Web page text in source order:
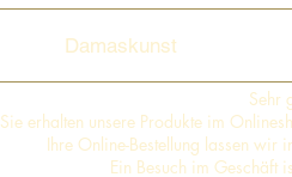
Damaskunst
Sehr
Sie erhalten unsere Produkte im
Ihre Online-Bestellung lassen wir
Ein Besuch im Geschäft